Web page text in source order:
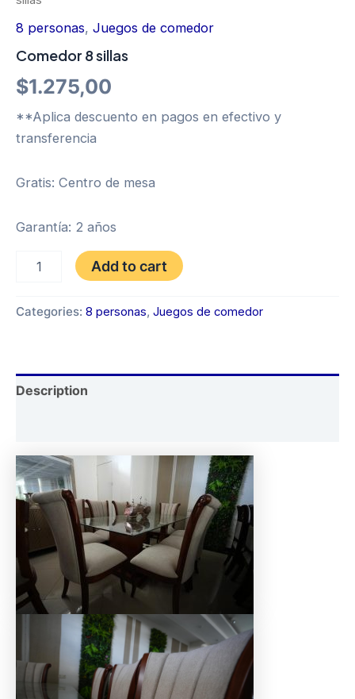
8 personas, Juegos de comedor
Comedor 8 sillas
$1.275,00
**Aplica descuento en pagos en efectivo y
transferencia
Gratis: Centro de mesa
Garantía: 2 años
quantity
Add to cart
Categories: 8 personas, Juegos de comedor
Description